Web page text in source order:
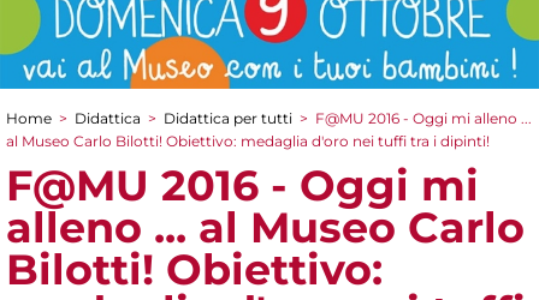
Tu sei qui
Home > Didattica > Didattica per tutti > F@MU 2016 - Oggi mi alleno ...
al Museo Carlo Bilotti! Obiettivo: medaglia d'oro nei tuffi tra i dipinti!
F@MU 2016 - Oggi mi
alleno ... al Museo Carlo
Bilotti! Obiettivo: